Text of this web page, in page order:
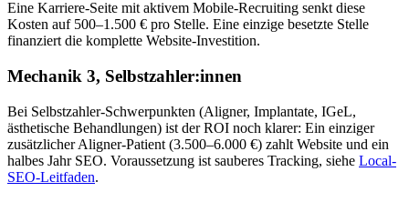
Eine Karriere-Seite mit aktivem Mobile-Recruiting senkt diese
Kosten auf 500–1.500 € pro Stelle. Eine einzige besetzte Stelle
finanziert die komplette Website-Investition.
Mechanik 3, Selbstzahler:innen
Bei Selbstzahler-Schwerpunkten (Aligner, Implantate, IGeL,
ästhetische Behandlungen) ist der ROI noch klarer: Ein einziger
zusätzlicher Aligner-Patient (3.500–6.000 €) zahlt Website und ein
halbes Jahr SEO. Voraussetzung ist sauberes Tracking, siehe Local-
SEO-Leitfaden.